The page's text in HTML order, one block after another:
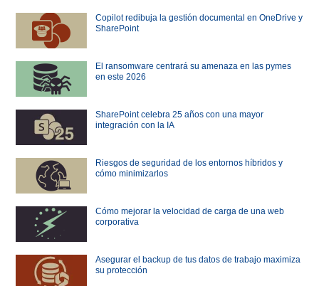
Copilot redibuja la gestión documental en OneDrive y
SharePoint
El ransomware centrará su amenaza en las pymes
en este 2026
SharePoint celebra 25 años con una mayor
integración con la IA
Riesgos de seguridad de los entornos híbridos y
cómo minimizarlos
Cómo mejorar la velocidad de carga de una web
corporativa
Asegurar el backup de tus datos de trabajo maximiza
su protección